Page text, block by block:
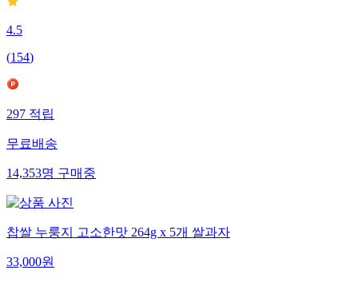
4.5
(154)
297 적립
무료배송
14,353명 구매중
찹쌀 누룽지 고소한맛 264g x 5개 쌀과자
33,000원